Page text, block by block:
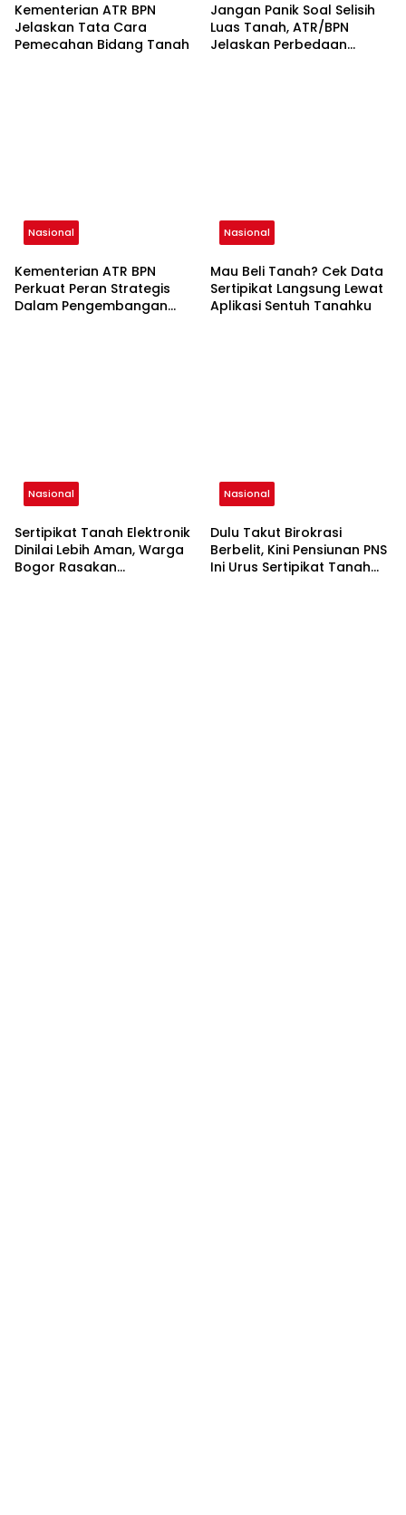
Kementerian ATR BPN
Jelaskan Tata Cara
Pemecahan Bidang Tanah
Jangan Panik Soal Selisih
Luas Tanah, ATR/BPN
Jelaskan Perbedaan
Nasional
Kementerian ATR BPN
Perkuat Peran Strategis
Dalam Pengembangan
Nasional
Mau Beli Tanah? Cek Data
Sertipikat Langsung Lewat
Aplikasi Sentuh Tanahku
Nasional
Sertipikat Tanah Elektronik
Dinilai Lebih Aman, Warga
Bogor Rasakan
Nasional
Dulu Takut Birokrasi
Berbelit, Kini Pensiunan PNS
Ini Urus Sertipikat Tanah